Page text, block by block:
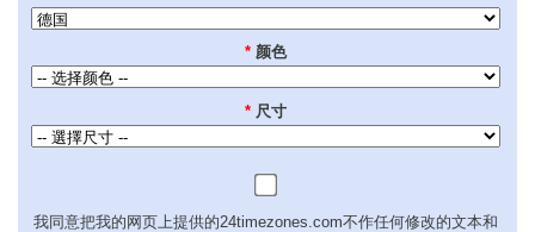
* 颜色
* 尺寸
我同意把我的网页上提供的24timezones.com不作任何修改的文本和